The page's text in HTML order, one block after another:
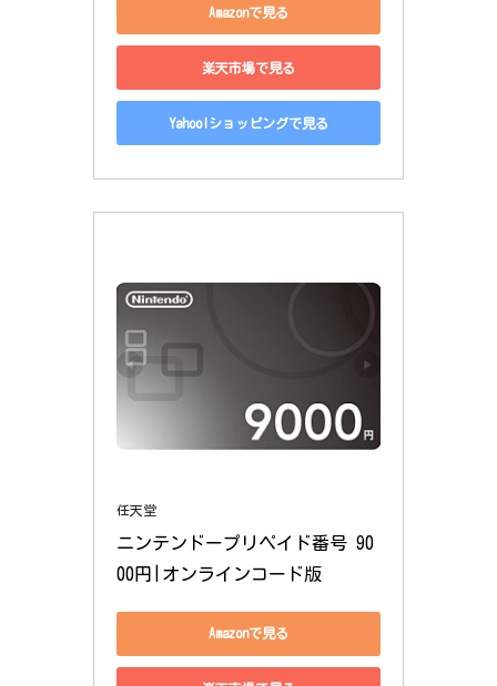
Amazonで見る
楽天市場で見る
Yahoo!ショッピングで見る
任天堂
ニンテンドープリペイド番号 90
00円|オンラインコード版
Amazonで見る